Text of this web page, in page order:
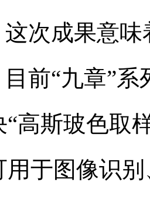
成果意味
“九章”系
“高斯玻色取
用于图像识